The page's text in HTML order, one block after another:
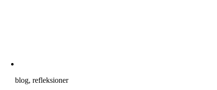
blog, refleksioner